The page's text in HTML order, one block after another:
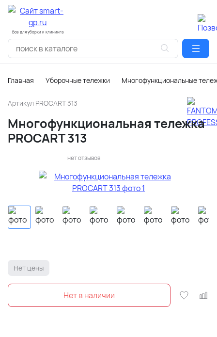
Все для уборки и клининга
Главная Уборочные тележки Многофункциональные
Артикул PROCART 313
Многофункциональная тележка
PROCART 313
нет отзывов
Нет цены